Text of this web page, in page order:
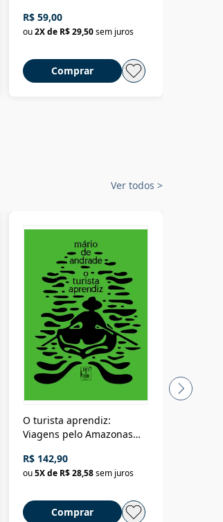
selvagem
R$ 59,00
ou2X de R$ 29,50sem juros
Comprar
Ver todos >
O turista aprendiz:
Viagens pelo Amazonas
até a Bolívia e por Marajó
até dizer chega
R$ 142,90
ou5X de R$ 28,58sem juros
Comprar